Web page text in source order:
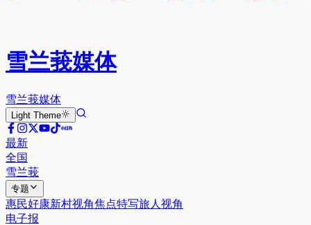
雪兰莪媒体
雪兰莪媒体
Light Theme
最新
全国
雪兰莪
专题
惠民好康新村视角焦点特写旅人视角
电子报